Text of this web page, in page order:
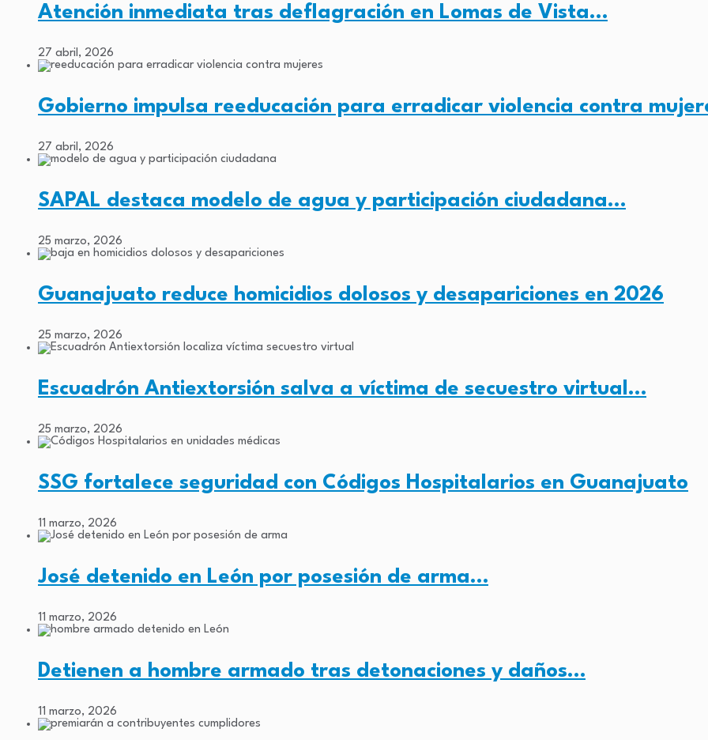
Atención inmediata tras deflagración en Lomas de Vista…
27 abril, 2026
Gobierno impulsa reeducación para erradicar violencia contra
27 abril, 2026
SAPAL destaca modelo de agua y participación ciudadana…
25 marzo, 2026
Guanajuato reduce homicidios dolosos y desapariciones en 2026
25 marzo, 2026
Escuadrón Antiextorsión salva a víctima de secuestro virtual…
25 marzo, 2026
SSG fortalece seguridad con Códigos Hospitalarios en Guanajuato
11 marzo, 2026
José detenido en León por posesión de arma…
11 marzo, 2026
Detienen a hombre armado tras detonaciones y daños…
11 marzo, 2026